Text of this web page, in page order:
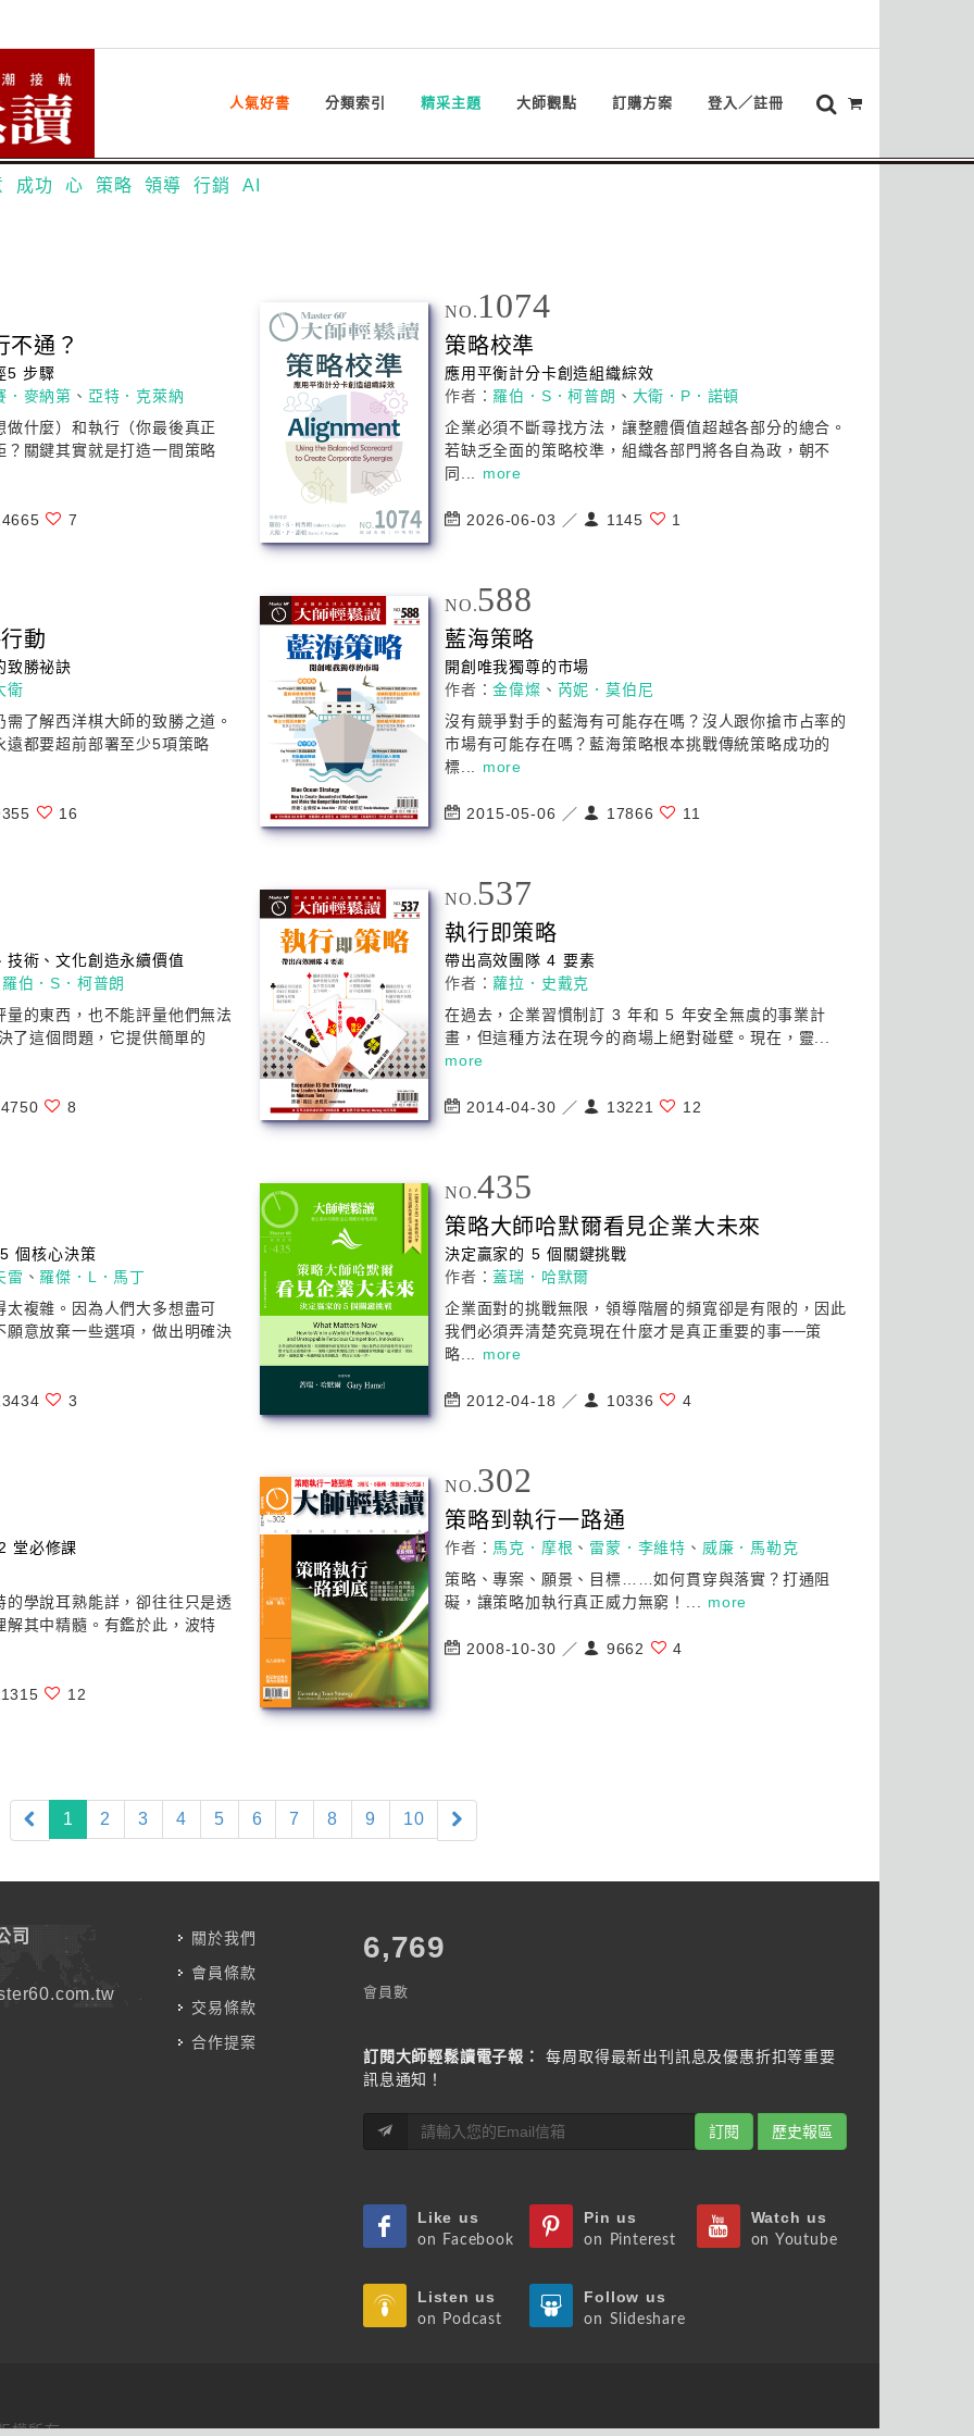
人氣好書 分類索引 精采主題 大師觀點 訂購方案 登入／註冊
成功 心 策略 領導 行銷 AI
不通？
5 步驟
．麥納第 、 亞特．克萊納
做什麼）和執行（你最後真正
關鍵其實就是打造一間 策略
7
NO. 1074
策略校準
應用平衡計分卡創造組織綜效
作者： 羅伯．S．柯普朗 、 大衛．P．諾頓
企業必須不斷尋找方法，讓整體價值超越各部分的總合。
若缺乏全面的策略校準，組織各部門將各自為政，朝不
同... more
2026-06-03 ／ 1145 1
行動
致勝祕訣
衛
了解西洋棋大師的致勝之道。
遠都要超前部署至少5項策略
16
NO.588
藍海策略
開創唯我獨尊的市場
作者：金偉燦 、 芮妮．莫伯尼
沒有競爭對手的藍海有可能存在嗎？沒人跟你搶市占率的
市場有可能存在嗎？藍海策略根本挑戰傳統策略成功的
標... more
2015-05-06 ／ 17866 11
術、文化創造永續價值
羅伯．S．柯普朗
量的東西，也不能評量他們無法
了這個問題，它提供簡單的
8
NO.537
執行即策略
帶出高效團隊 4 要素
作者：蘿拉．史戴克
在過去，企業習慣制訂 3 年和 5 年安全無虞的事業計
畫，但這種方法在現今的商場上絕對碰壁。現在，靈...
more
2014-04-30 ／ 13221 12
個核心決策
雷 、 羅傑．L．馬丁
太複雜。因為人們大多想盡可
願意放棄一些選項，做出明確決
3
NO.435
策略大師哈默爾看見企業大未來
決定贏家的 5 個關鍵挑戰
作者：蓋瑞．哈默爾
企業面對的挑戰無限，領導階層的頻寬卻是有限的，因此
我們必須弄清楚究竟現在什麼才是真正重要的事──策
略
more
2012-04-18 ／ 10336 4
堂必修課
學說耳熟能詳，卻往往只是透
其中精髓。有鑑於此，波特
12
NO.302
策略到執行一路通
作者： 馬克．摩根 、 雷蒙．李維特 、 威廉．馬勒克
策略 、專案、願景、目標……如何貫穿與落實？打通阻
礙，讓策略加執行真正威力無窮！... more
2008-10-30 ／ 9662 4
1 (current)
2 3 4 5 6 7 8 9 10
司
關於我們
會員條款
交易條款
合作提案
7,787
會員數
訂閱大師輕鬆讀電子報：
每周取得最新出刊訊息及優惠折扣等重要
訊息通知！
訂閱 歷史報區
Like us
on Facebook
Pin us
on Pinterest
Watch us
on Youtube
Listen us
on Podcast
Follow us
on Slideshare
權所有.